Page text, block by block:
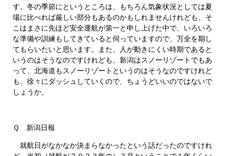
す。冬の季節にというところは、もちろん気象状況としては夏
場に比べれば厳しい部分もあるのかもしれませんけれども、そ
こはまさに先ほど安全運航が第一と申し上げた中で、いろいろ
な準備や訓練もしてきていると伺っていますので、万全を期し
てもらいたいと思います。また、人が動きにくい時期であると
いうのはそうなのですけれども、新潟はスノーリゾートでもあ
って、北海道もスノーリゾートというのはそうなのですけれど
も、徐々にダッシュしていくので、ちょうどいいのではないで
しょうか。
Ｑ 新潟日報
就航日がなかなか決まらなかったという話だったのですけれ